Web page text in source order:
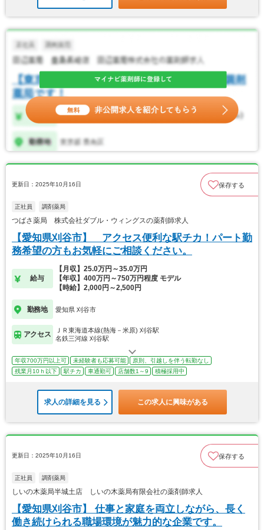
更新日：2025年10月16日 保存する
正社員 調剤薬局
つばさ薬局 株式会社ダブル・ウィングスの薬剤師求人
【愛知県刈谷市】 アクセス便利な駅チカ！パート勤
務希望の方もお気軽にご相談ください。
給与
【月収】25.0万円～35.0万円
【年収】400万円～750万円程度 モデル
【時給】2,000円～2,500円
勤務地 愛知県 刈谷市
アクセス
ＪＲ東海道本線(熱海－米原) 刈谷駅
名鉄三河線 刈谷駅
年収700万円以上可 未経験者も応募可能
原則、引越しを伴う転勤なし
残業月10ｈ以下
駅チカ 車通勤可 店舗数1～9 積極採用中
求人の詳細を見る この求人に興味がある
更新日：2025年10月16日 保存する
正社員 調剤薬局
しいの木薬局半城土店 しいの木薬局有限会社の薬剤師求人
【愛知県刈谷市】 仕事と家庭を両立しながら、長く
働き続けられる職場環境が魅力的な企業です。